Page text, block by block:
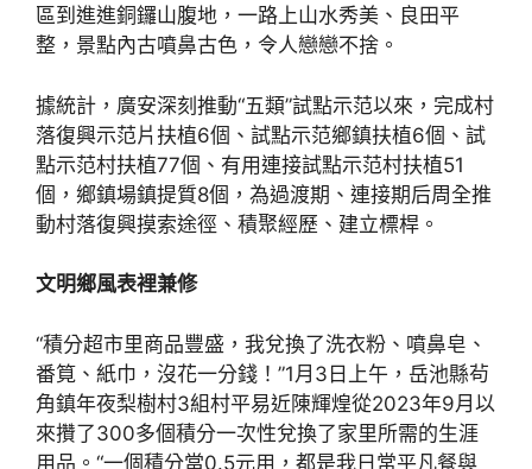
區到進進銅鑼山腹地，一路上山水秀美、良田平
整，景點內古噴鼻古色，令人戀戀不捨。
據統計，廣安深刻推動“五類”試點示范以來，完成村
落復興示范片扶植6個、試點示范鄉鎮扶植6個、試
點示范村扶植77個、有用連接試點示范村扶植51
個，鄉鎮場鎮提質8個，為過渡期、連接期后周全推
動村落復興摸索途徑、積聚經歷、建立標桿。
文明鄉風表裡兼修
“積分超市里商品豐盛，我兌換了洗衣粉、噴鼻皂、
番筧、紙巾，沒花一分錢！”1月3日上午，岳池縣茍
角鎮年夜梨樹村3組村平易近陳輝煌從2023年9月以
來攢了300多個積分一次性兌換了家里所需的生涯
用品。“一個積分當0.5元用，都是我日常平凡餐與